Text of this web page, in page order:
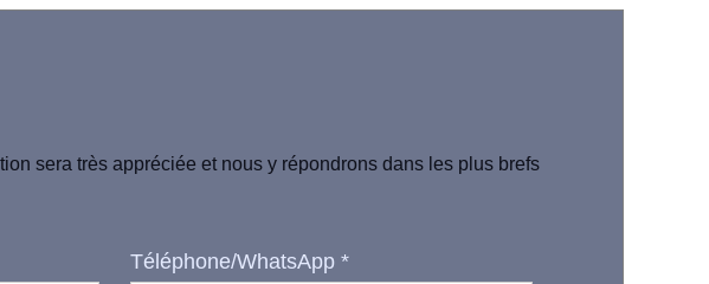
sera très appréciée et nous y répondrons dans les plus brefs
Téléphone/WhatsApp *